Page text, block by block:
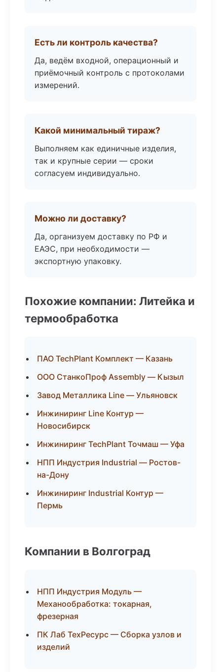
Есть ли контроль качества?
Да, ведём входной, операционный и
приёмочный контроль с протоколами
измерений.
Какой минимальный тираж?
Выполняем как единичные изделия,
так и крупные серии — сроки
согласуем индивидуально.
Можно ли доставку?
Да, организуем доставку по РФ и
ЕАЭС, при необходимости —
экспортную упаковку.
Похожие компании: Литейка и
термообработка
ПАО TechPlant Комплект — Казань
ООО СтанкоПроф Assembly — Кызыл
Завод Металлика Line — Ульяновск
Инжиниринг Line Контур —
Новосибирск
Инжиниринг TechPlant Точмаш — Уфа
НПП Индустрия Industrial — Ростов-
на-Дону
Инжиниринг Industrial Контур —
Пермь
Компании в Волгоград
НПП Индустрия Модуль —
Механообработка: токарная,
фрезерная
ПК Лаб ТехРесурс — Сборка узлов и
изделий